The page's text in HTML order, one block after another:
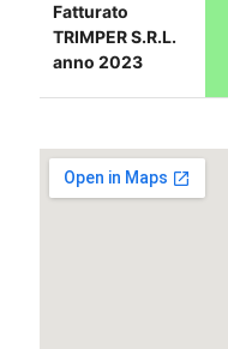
Fatturato
TRIMPER S.R.L.
anno 2023